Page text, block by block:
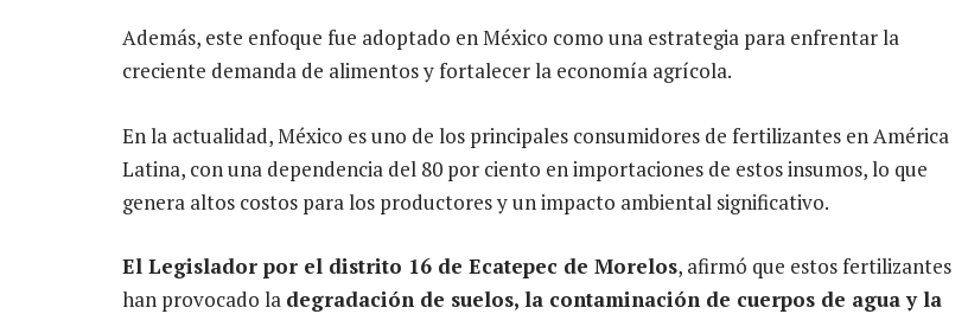
Además, este enfoque fue adoptado en México como una estrategia para enfrentar la
creciente demanda de alimentos y fortalecer la economía agrícola.
En la actualidad, México es uno de los principales consumidores de fertilizantes en América
Latina, con una dependencia del 80 por ciento en importaciones de estos insumos, lo que
genera altos costos para los productores y un impacto ambiental significativo.
El Legislador por el distrito 16 de Ecatepec de Morelos, afirmó que estos fertilizantes
han provocado la degradación de suelos, la contaminación de cuerpos de agua y la